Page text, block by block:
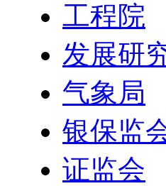
工程院
发展研
气象局
银保监
证监会